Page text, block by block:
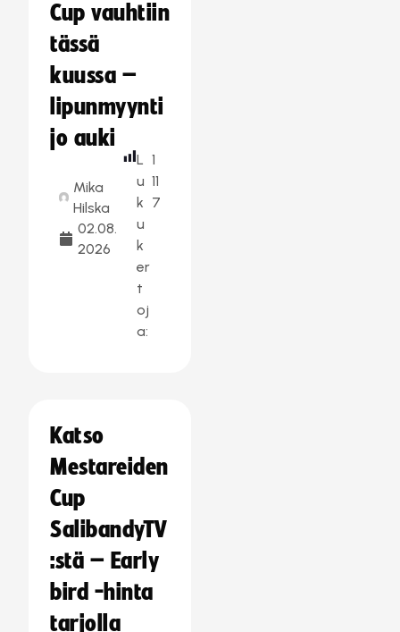
Cup vauhtiin
tässä
kuussa –
lipunmyynti
jo auki
Mika
Hilska
02.08.
2026
L
u
k
u
k
er
t
oj
a:
1
11
7
Katso
Mestareiden
Cup
SalibandyTV
:stä – Early
bird -hinta
tarjolla